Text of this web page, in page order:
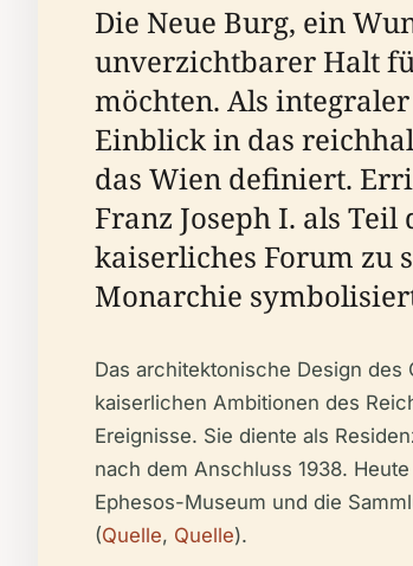
Die Neue Burg, ein
unverzichtbarer Halt
möchten. Als
Einblick in das
das Wien definiert.
Franz Joseph I. als
kaiserliches Forum zu
Monarchie
Das architektonische Design
kaiserlichen Ambitionen des
Ereignisse. Sie diente als
nach dem Anschluss 1938.
Ephesos-Museum und die
(Quelle, Quelle).